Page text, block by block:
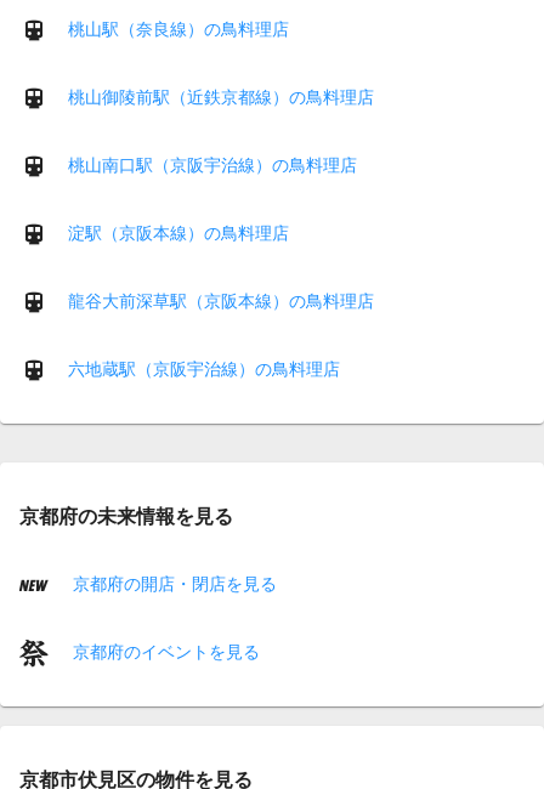
桃山駅（奈良線）の鳥料理店
桃山御陵前駅（近鉄京都線）の鳥料理店
桃山南口駅（京阪宇治線）の鳥料理店
淀駅（京阪本線）の鳥料理店
龍谷大前深草駅（京阪本線）の鳥料理店
六地蔵駅（京阪宇治線）の鳥料理店
京都府の未来情報を見る
京都府の開店・閉店を見る
京都府のイベントを見る
京都市伏見区の物件を見る